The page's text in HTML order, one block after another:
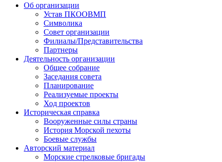
Об организации
Устав ПКООВМП
Символика
Совет организации
Филиалы/Представительства
Партнеры
Деятельность организации
Общее собрание
Заседания совета
Планирование
Реализуемые проекты
Ход проектов
Историческая справка
Вооруженные силы страны
История Морской пехоты
Боевые службы
Авторский материал
Морские стрелковые бригады